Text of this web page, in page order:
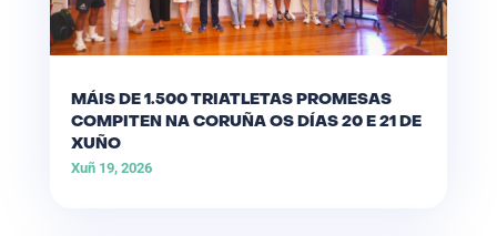
MÁIS DE 1.500 TRIATLETAS PROMESAS
COMPITEN NA CORUÑA OS DÍAS 20 E 21 DE
XUÑO
Xuñ 19, 2026